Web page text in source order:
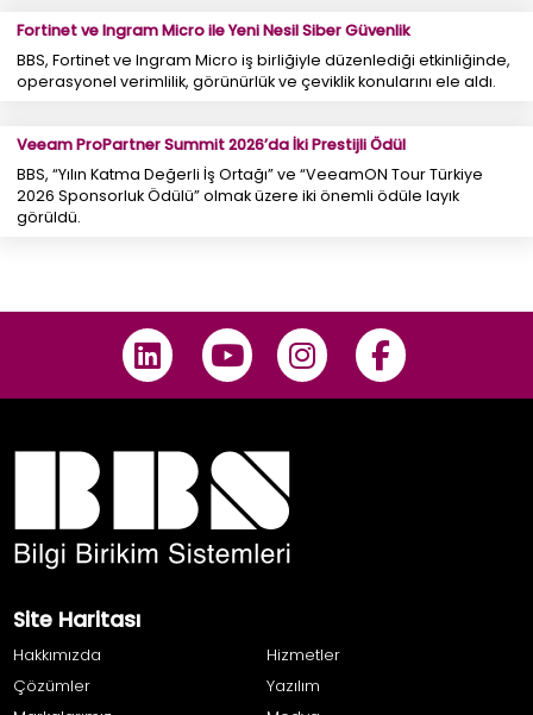
Fortinet ve Ingram Micro ile Yeni Nesil Siber Güvenlik
BBS, Fortinet ve Ingram Micro iş birliğiyle düzenlediği etkinliğinde,
operasyonel verimlilik, görünürlük ve çeviklik konularını ele aldı.
Veeam ProPartner Summit 2026’da İki Prestijli Ödül
BBS, “Yılın Katma Değerli İş Ortağı” ve “VeeamON Tour Türkiye
2026 Sponsorluk Ödülü” olmak üzere iki önemli ödüle layık
görüldü.
Site Haritası
Hakkımızda
Hizmetler
Çözümler
Yazılım